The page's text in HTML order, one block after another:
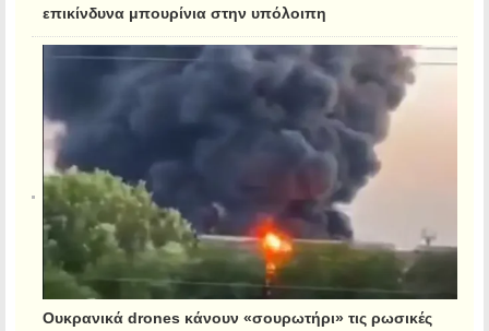
επικίνδυνα μπουρίνια στην υπόλοιπη
Ουκρανικά drones κάνουν «σουρωτήρι» τις ρωσικές